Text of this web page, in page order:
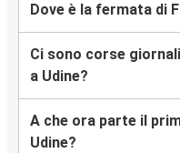
Dove è la fermata di
Ci sono corse
a Udine?
A che ora parte il
Udine?